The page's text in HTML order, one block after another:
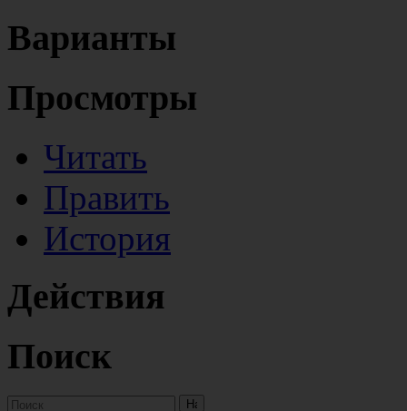
Варианты
Просмотры
Читать
Править
История
Действия
Поиск